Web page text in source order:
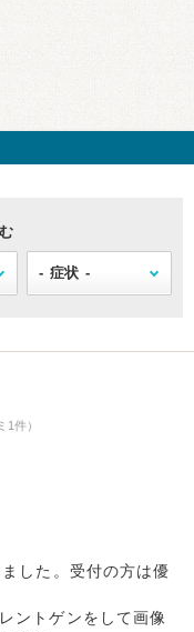
件）
した。受付の方は優
ントゲンをして画像